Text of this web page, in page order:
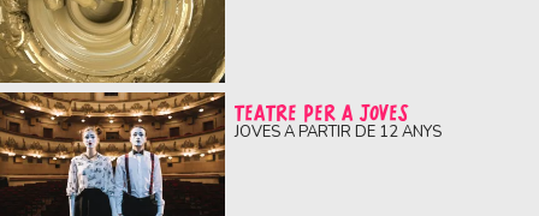
TEATRE PER A JOVES
JOVES A PARTIR DE 12 ANYS